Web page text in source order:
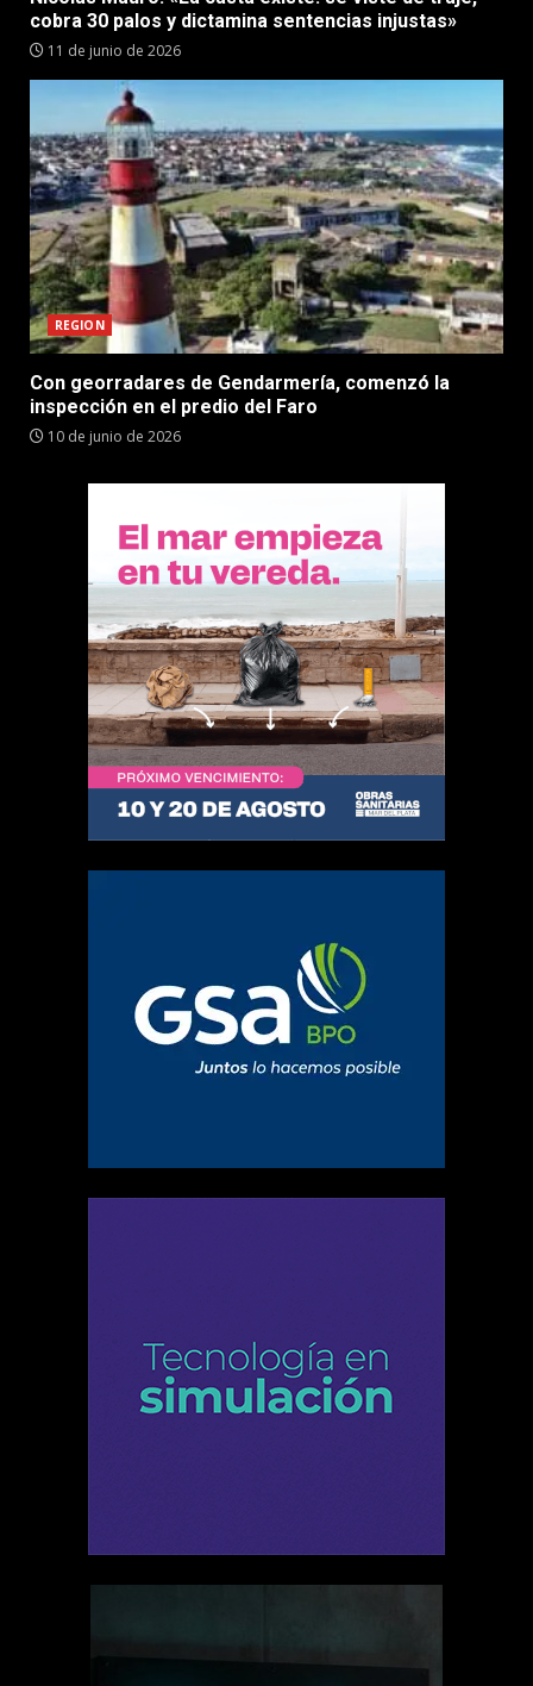
cobra 30 palos y dictamina sentencias injustas»
11 de junio de 2026
REGION
Con georradares de Gendarmería, comenzó la
inspección en el predio del Faro
10 de junio de 2026